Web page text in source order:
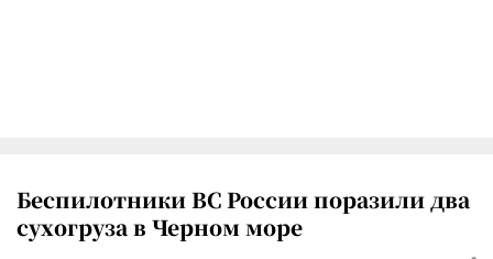
Беспилотники ВС России поразили два
сухогруза в Черном море